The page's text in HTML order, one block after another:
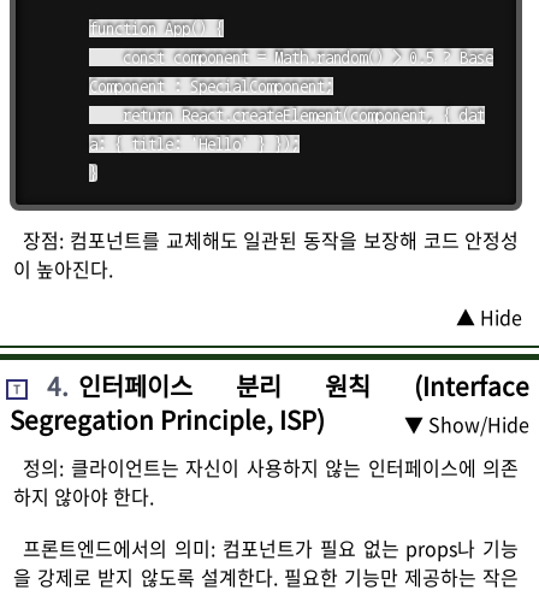
function App() {
Component : SpecialComponent;
a: { title: 'Hello' } });
}
장점: 컴포넌트를 교체해도 일관된 동작을 보장해 코드 안정성
이 높아진다.
▲ Hide
T 4. 인터페이스 분리 원칙 (Interface
Segregation Principle, ISP)
▼ Show/Hide
정의: 클라이언트는 자신이 사용하지 않는 인터페이스에 의존
하지 않아야 한다.
프론트엔드에서의 의미: 컴포넌트가 필요 없는 props나 기능
을 강제로 받지 않도록 설계한다. 필요한 기능만 제공하는 작은